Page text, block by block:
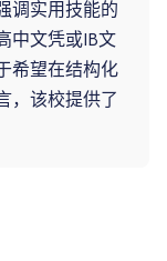
调实用技能的
中文凭或IB文
希望在结构化
，该校提供了